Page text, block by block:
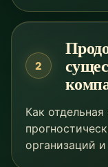
2
Как
организаций